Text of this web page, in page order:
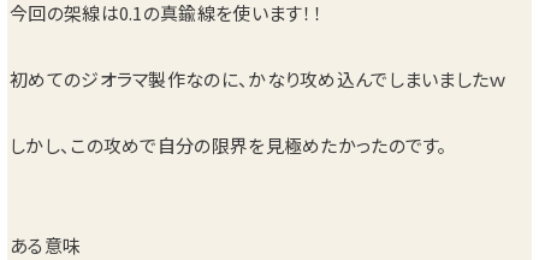
今回の架線は0.1の真鍮線を使います！！
初めてのジオラマ製作なのに、かなり攻め込んでしまいましたｗ
しかし、この攻めで自分の限界を見極めたかったのです。
ある意味